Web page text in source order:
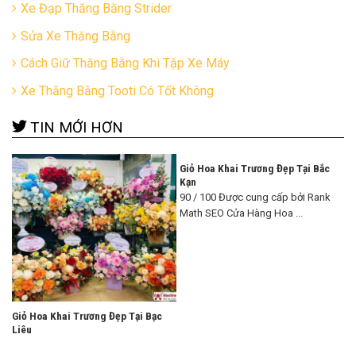
Xe Đạp Thăng Bằng Strider
Sửa Xe Thăng Bằng
Cách Giữ Thăng Bằng Khi Tập Xe Máy
Xe Thăng Bằng Tooti Có Tốt Không
TIN MỚI HƠN
Giỏ Hoa Khai Trương Đẹp Tại Bạc
Liêu
Giỏ Hoa Khai Trương Đẹp Tại Bắc
Kạn
90 / 100 Được cung cấp bởi Rank
Math SEO Cửa Hàng Hoa ...